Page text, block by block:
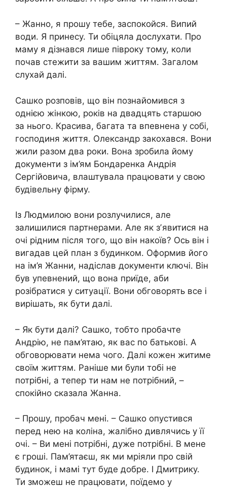
– Жанно, я прошу тебе, заспокойся. Випий
води. Я принесу. Ти обіцяла дослухати. Про
маму я дізнався лише півроку тому, коли
почав стежити за вашим життям. Загалом
слухай далі.
Сашко розповів, що він познайомився з
однією жінкою, років на двадцять старшою
за нього. Красива, багата та впевнена у собі,
господиня життя. Олександр закохався. Вони
жили разом два роки. Вона зробила йому
документи з ім’ям Бондаренка Андрія
Сергійовича, влаштувала працювати у свою
будівельну фірму.
Із Людмилою вони розлучилися, але
залишилися партнерами. Але як зʼявитися на
очі рідним після того, що він накоїв? Ось він і
вигадав цей план з будинком. Оформив його
на ім’я Жанни, надіслав документи ключі. Він
був упевнений, що вона приїде, аби
розібратися у ситуації. Вони обговорять все і
вирішать, як бути далі.
– Як бути далі? Сашко, тобто пробачте
Андрію, не пам’ятаю, як вас по батькові. А
обговорювати нема чого. Далі кожен житиме
своїм життям. Раніше ми були тобі не
потрібні, а тепер ти нам не потрібний, –
спокійно сказала Жанна.
– Прошу, пробач мені. – Сашко опустився
перед нею на коліна, жалібно дивлячись у її
очі. – Ви мені потрібні, дуже потрібні. В мене
є гроші. Пам’ятаєш, як ми мріяли про свій
будинок, і мамі тут буде добре. І Дмитрику.
Ти зможеш не працювати, поїдемо у